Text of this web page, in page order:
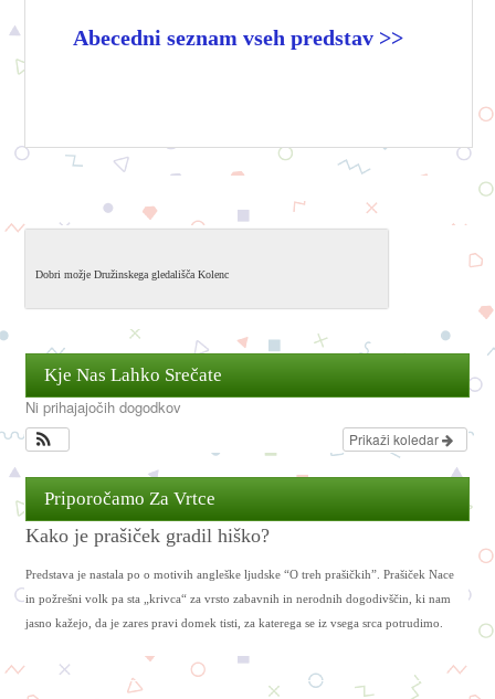
Abecedni seznam vseh predstav >>
Dobri možje Družinskega gledališča Kolenc
Kje Nas Lahko Srečate
Ni prihajajočih dogodkov
Prikaži koledar
Priporočamo Za Vrtce
Kako je prašiček gradil hiško?
Predstava je nastala po o motivih angleške ljudske “O treh prašičkih”. Prašiček Nace
in požrešni volk pa sta „krivca“ za vrsto zabavnih in nerodnih dogodivščin, ki nam
jasno kažejo, da je zares pravi domek tisti, za katerega se iz vsega srca potrudimo.